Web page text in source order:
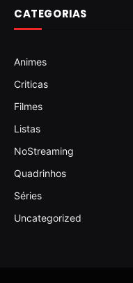
CATEGORIAS
Animes
Criticas
Filmes
Listas
NoStreaming
Quadrinhos
Séries
Uncategorized